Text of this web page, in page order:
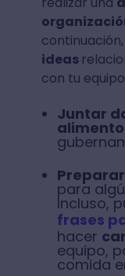
ideas
con tu
Juntar
para
Incluso,
frases
hacer
equipo,
comida